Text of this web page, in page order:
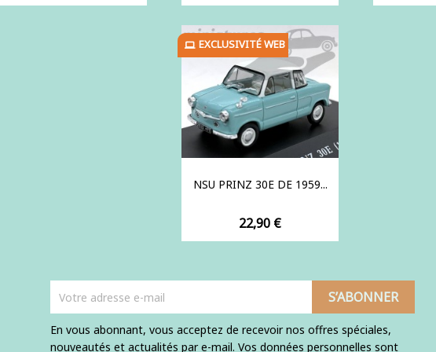
NSU PRINZ 30E DE 1959...
Prix
22,90 €
EXCLUSIVITÉ WEB
En vous abonnant, vous acceptez de recevoir nos offres spéciales,
nouveautés et actualités par e-mail. Vos données personnelles sont